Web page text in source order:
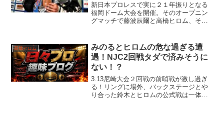
新日本プロレスで実に２１年振りとなる
福岡ドーム大会を開催。そのオープニン
グマッチで藤波辰爾と高橋ヒロム、そし
高橋ヒロム
みのるとヒロムの危な過ぎる遭
遇！NJC2回戦タダで済みそうに
ない！？
3.13尼崎大会２回戦の前哨戦が激し過ぎ
る！リングに場外、バックステージとや
り合った鈴木とヒロムの公式戦は一体ど